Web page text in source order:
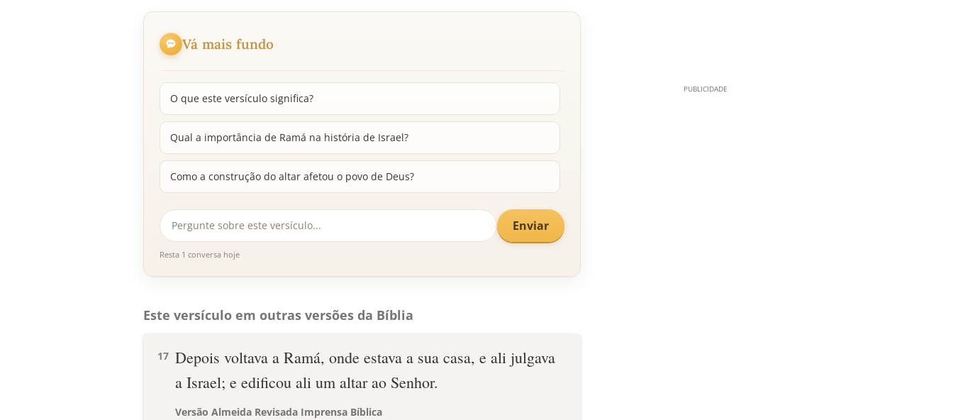
Vá mais fundo
O que este versículo significa?
Qual a importância de Ramá na história de Israel?
Como a construção do altar afetou o povo de Deus?
Enviar
Resta 1 conversa hoje
Este versículo em outras versões da Bíblia
17 Depois voltava a Ramá, onde estava a sua casa, e ali julgava
a Israel; e edificou ali um altar ao Senhor.
Versão Almeida Revisada Imprensa Bíblica